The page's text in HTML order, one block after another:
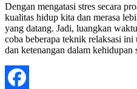
Dengan mengatasi stres secara
kualitas hidup kita dan merasa
yang datang. Jadi, luangkan
coba beberapa teknik relaksasi
dan ketenangan dalam kehidupan